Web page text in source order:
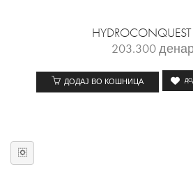
203.300
ДОДАЈ ВО КОШНИЦА